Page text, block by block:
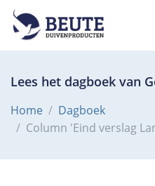
Lees het dagboek van
Home
Dagboek
Column 'Eind verslag